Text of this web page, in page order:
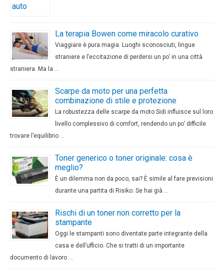
La terapia Bowen come miracolo curativo
Viaggiare è pura magia. Luoghi sconosciuti, lingue
straniere e l’eccitazione di perdersi un po’ in una città
straniera. Ma la …
Scarpe da moto per una perfetta
combinazione di stile e protezione
La robustezza delle scarpe da moto Sidi influisce sul loro
livello complessivo di comfort, rendendo un po’ difficile
trovare l’equilibrio …
Toner generico o toner originale: cosa è
meglio?
È un dilemma non da poco, sai? È simile al fare previsioni
durante una partita di Risiko. Se hai già …
Rischi di un toner non corretto per la
stampante
Oggi le stampanti sono diventate parte integrante della
casa e dell’ufficio. Che si tratti di un importante
documento di lavoro …